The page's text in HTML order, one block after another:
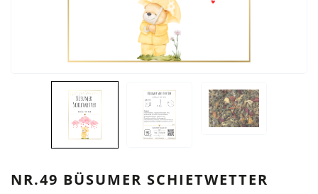
NR.49 BÜSUMER SCHIETWETTER